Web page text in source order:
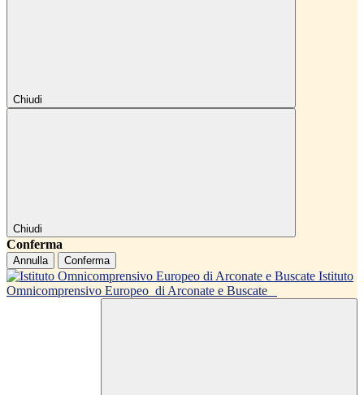
Chiudi
Chiudi
Conferma
Annulla Conferma
Istituto
Omnicomprensivo Europeo di Arconate e Buscate